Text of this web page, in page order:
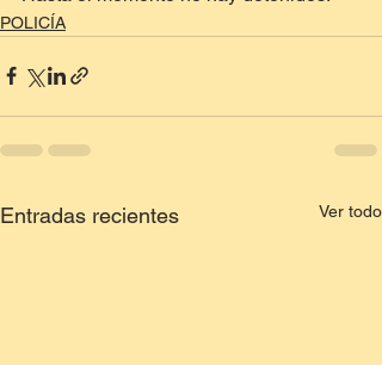
POLICÍA
Entradas recientes Ver todo